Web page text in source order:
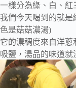
一樣分為綠、白、 紅
我們今天喝到的就是
色是菇菇濃湯)
它的濃稠度來自洋
吸鹽，湯品的味道